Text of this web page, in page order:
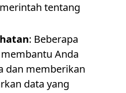
tentang
: Beberapa
Anda
dan memberikan
data yang